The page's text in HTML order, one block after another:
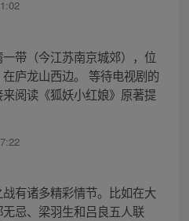
带（今江苏南京城郊），位
庐龙山西边。 等待电视剧的
阅读《狐妖小红娘》原著提
有诸多精彩情节。比如在大
忌、梁羽生和吕良五人联